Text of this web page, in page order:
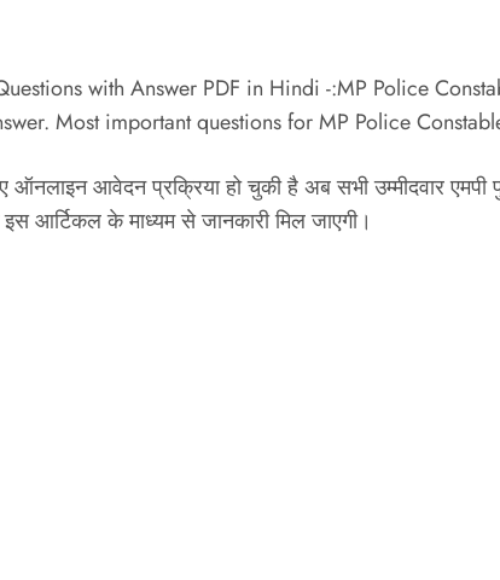
with Answer PDF in Hindi -:MP Police
Most important questions for MP Police
आवेदन प्रक्रिया हो चुकी है अब सभी उम्मीदवार एमपी
आर्टिकल के माध्यम से जानकारी मिल जाएगी।